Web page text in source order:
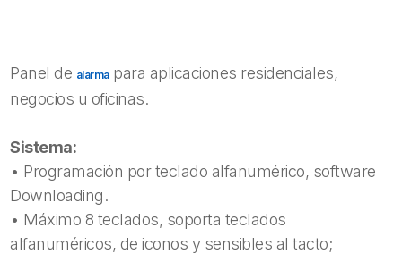
Panel de alarmapara aplicaciones residenciales,
negocios u oficinas.
Sistema:
• Programación por teclado alfanumérico, software
Downloading.
• Máximo 8 teclados, soporta teclados
alfanuméricos, de iconos y sensibles al tacto;